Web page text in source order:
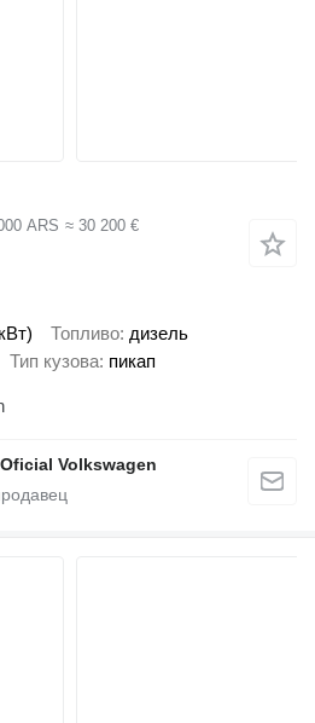
ARS ≈ 30 200 €
Топливо дизель
Тип кузова пикап
Volkswagen